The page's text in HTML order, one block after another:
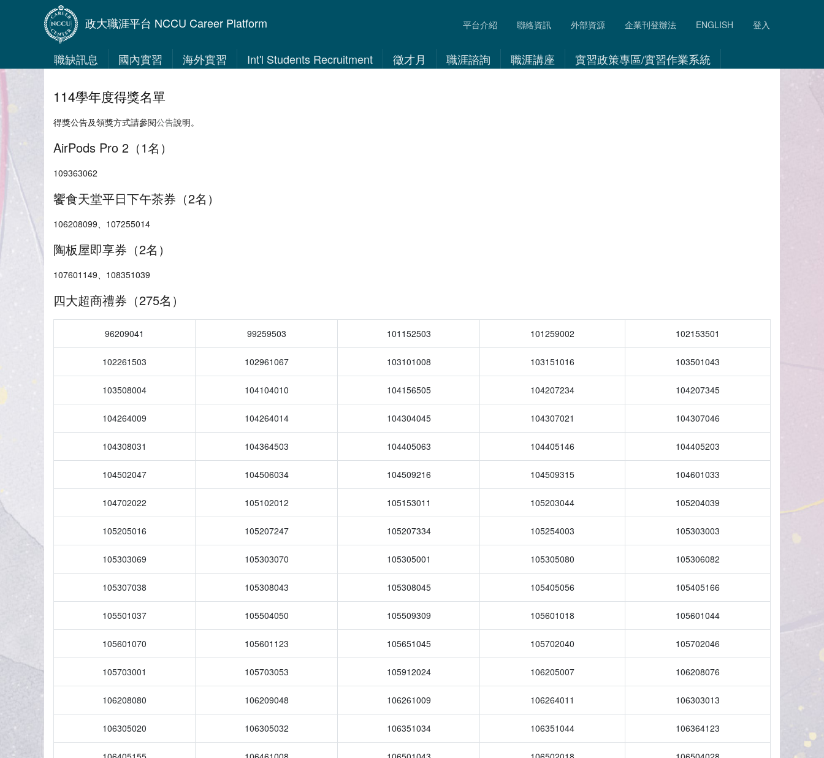
政大職涯平台 NCCU Career Platform 平台介紹 聯絡資訊 外部資源 企業刊登辦法 ENGLISH 登入
職缺訊息 國內實習 海外實習 Int'l Students Recruitment 徵才月 職涯諮詢 職涯講座 實習政策專區/實習作業系統
114學年度得獎名單
得獎公告及領獎方式請參閱公告說明。
AirPods Pro 2（1名）
109363062
饗食天堂平日下午茶券（2名）
106208099、107255014
陶板屋即享券（2名）
107601149、108351039
四大超商禮券（275名）
96209041 99259503 101152503 101259002 102153501
102261503 102961067 103101008 103151016 103501043
103508004 104104010 104156505 104207234 104207345
104264009 104264014 104304045 104307021 104307046
104308031 104364503 104405063 104405146 104405203
104502047 104506034 104509216 104509315 104601033
104702022 105102012 105153011 105203044 105204039
105205016 105207247 105207334 105254003 105303003
105303069 105303070 105305001 105305080 105306082
105307038 105308043 105308045 105405056 105405166
105501037 105504050 105509309 105601018 105601044
105601070 105601123 105651045 105702040 105702046
105703001 105703053 105912024 106205007 106208076
106208080 106209048 106261009 106264011 106303013
106305020 106305032 106351034 106351044 106364123